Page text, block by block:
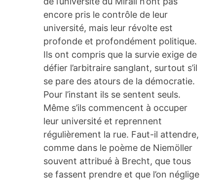
encore pris le contrôle de leur
université, mais leur révolte est
profonde et profondément politique.
Ils ont compris que la survie exige de
défier l’arbitraire sanglant, surtout s’il
se pare des atours de la démocratie.
Pour l’instant ils se sentent seuls.
Même s’ils commencent à occuper
leur université et reprennent
régulièrement la rue. Faut-il attendre,
comme dans le poème de Niemöller
souvent attribué à Brecht, que tous
se fassent prendre et que l’on néglige